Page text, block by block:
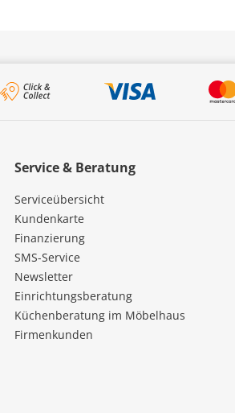
Service & Beratung
Serviceübersicht
Kundenkarte
Finanzierung
SMS-Service
Newsletter
Einrichtungsberatung
Küchenberatung im Möbelhaus
Firmenkunden